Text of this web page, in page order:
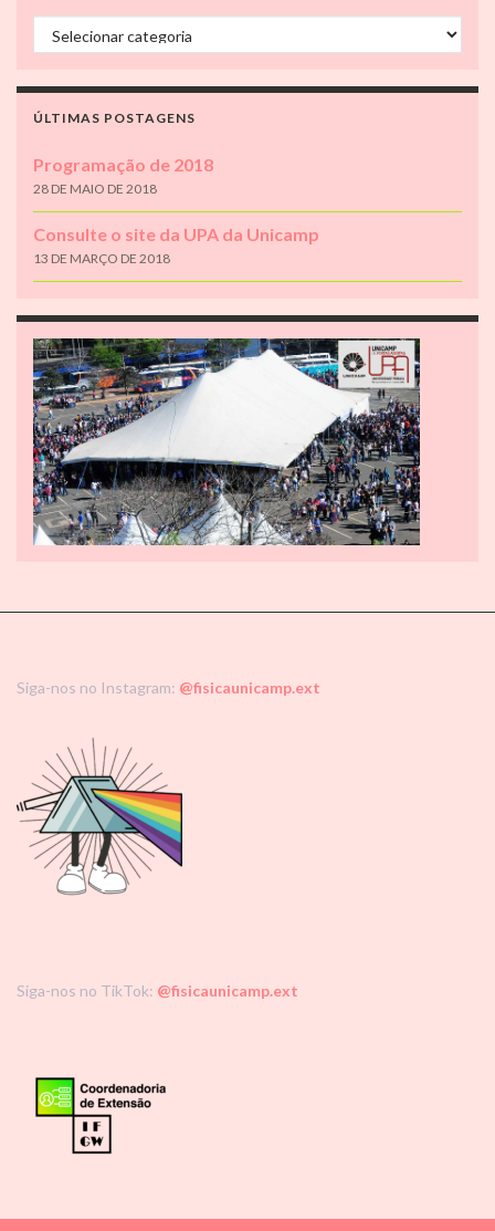
Categorias
ÚLTIMAS POSTAGENS
Programação de 2018
28 DE MAIO DE 2018
Consulte o site da UPA da Unicamp
13 DE MARÇO DE 2018
Siga-nos no Instagram: @fisicaunicamp.ext
Siga-nos no TikTok: @fisicaunicamp.ext